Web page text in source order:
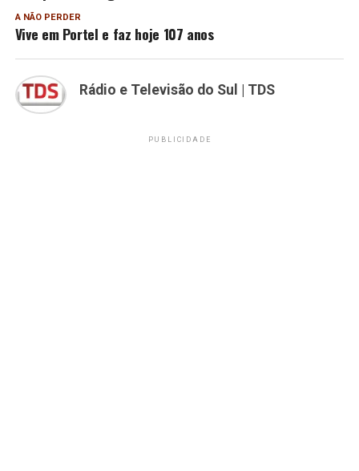
A NÃO PERDER
Vive em Portel e faz hoje 107 anos
Rádio e Televisão do Sul | TDS
PUBLICIDADE